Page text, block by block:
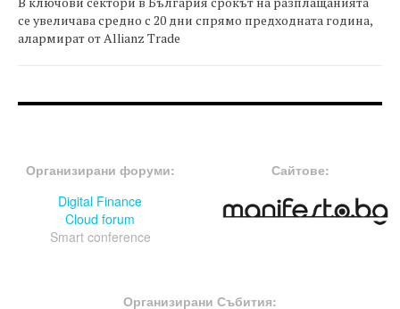
се увеличава средно с 20 дни спрямо предходната година,
алармират от Allianz Trade
Организирани форуми:
Digital Finance
Cloud forum
Smart conference
Сайтове:
Организирани Събития: